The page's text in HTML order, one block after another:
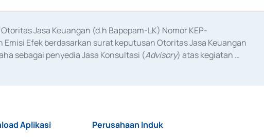
Jasa Keuangan (d.h Bapepam-LK) Nomor KEP-
Emisi Efek berdasarkan surat keputusan Otoritas Jasa Keuangan
sebagai penyedia Jasa Konsultasi (Advisory) atas kegiatan
Aplikasi Perusahaan Induk